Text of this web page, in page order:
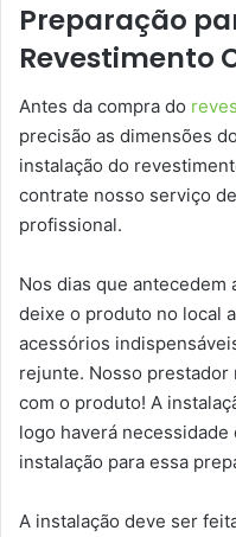
Preparação
Revestimento
Antes da compra do
precisão as dimensões
instalação do
contrate nosso serviço
profissional.
Nos dias que antecedem
deixe o produto no local
acessórios
rejunte. Nosso prestador
com o produto! A
logo haverá
instalação para essa
A instalação deve ser